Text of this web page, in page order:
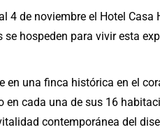
4 de noviembre el Hotel Casa
se hospeden para vivir esta
en una finca histórica en el
cada una de sus 16
contemporánea del